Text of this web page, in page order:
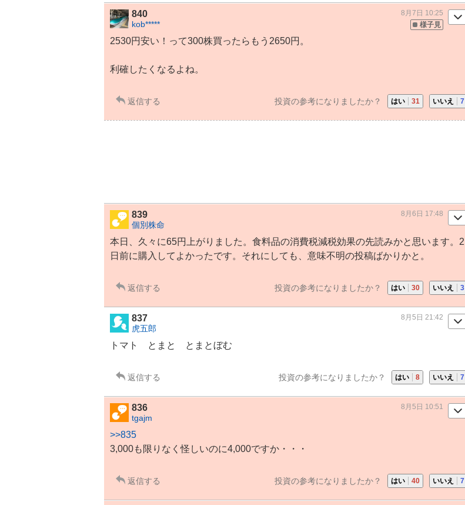
840
kob***** 様子見
8月7日 10:25
2530円安い！って300株買ったらもう2650円。
利確したくなるよね。
返信する 投資の参考になりましたか？ はい 31 いいえ 7
839
個別株命
8月6日 17:48
本日、久々に65円上がりました。食料品の消費税減税効果の先読みかと思います。2
日前に購入してよかったです。それにしても、意味不明の投稿ばかりかと。
返信する 投資の参考になりましたか？ はい 30 いいえ 3
837
虎五郎
8月5日 21:42
トマト とまと とまとぼむ
返信する 投資の参考になりましたか？ はい 8 いいえ 7
836
tgajm
8月5日 10:51
>>835
3,000も限りなく怪しいのに4,000ですか・・・
返信する 投資の参考になりましたか？ はい 40 いいえ 7